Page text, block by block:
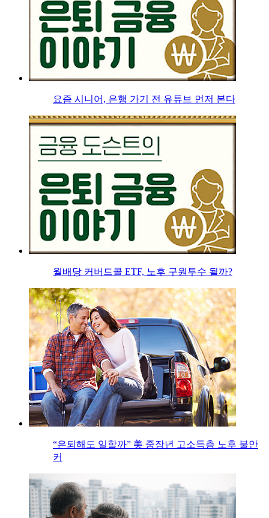
요즘 시니어, 은행 가기 전 유튜브 먼저 본다
월배당 커버드콜 ETF, 노후 구원투수 될까?
“은퇴해도 일할까” 美 중장년 고소득층 노후 불안
커